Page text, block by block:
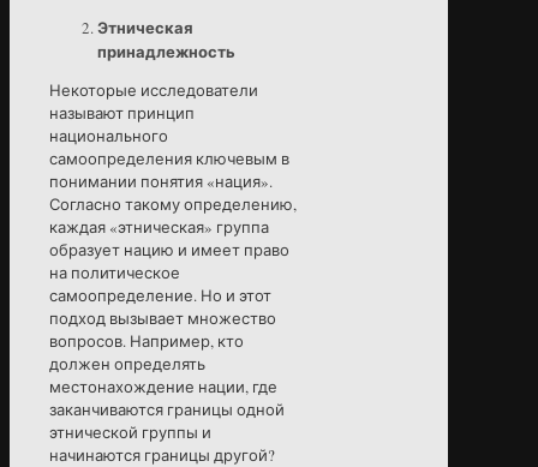
Этническая
принадлежность
Некоторые исследователи
называют принцип
национального
самоопределения ключевым в
понимании понятия «нация».
Согласно такому определению,
каждая «этническая» группа
образует нацию и имеет право
на политическое
самоопределение. Но и этот
подход вызывает множество
вопросов. Например, кто
должен определять
местонахождение нации, где
заканчиваются границы одной
этнической группы и
начинаются границы другой?